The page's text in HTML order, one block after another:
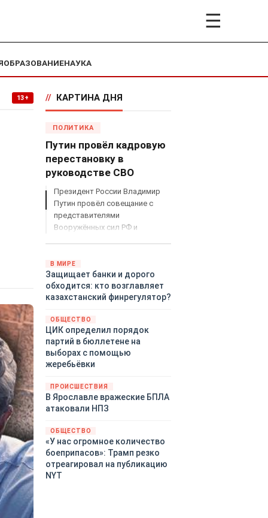
☰
ОБРАЗОВАНИЕНАУКА
13+ // КАРТИНА ДНЯ
ПОЛИТИКА
Путин провёл кадровую
перестановку в
руководстве СВО
Президент России Владимир
Путин провёл совещание с
представителями
Вооружённых сил РФ и
руководстве спецоперацией.
В МИРЕ
Защищает банки и дорого
обходится: кто возглавляет
казахстанский финрегулятор?
ОБЩЕСТВО
ЦИК определил порядок
партий в бюллетене на
выборах с помощью
жеребьёвки
ПРОИСШЕСТВИЯ
В Ярославле вражеские БПЛА
атаковали НПЗ
ОБЩЕСТВО
«У нас огромное количество
боеприпасов»: Трамп резко
отреагировал на публикацию
NYT